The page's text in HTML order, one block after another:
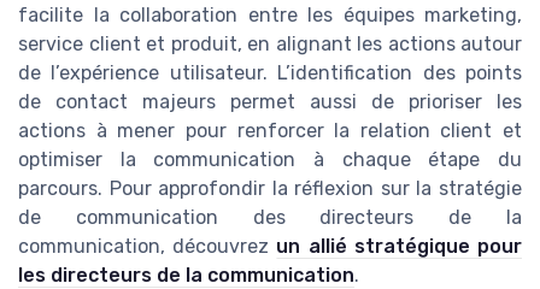
facilite la collaboration entre les équipes marketing,
service client et produit, en alignant les actions autour
de l’expérience utilisateur. L’identification des points
de contact majeurs permet aussi de prioriser les
actions à mener pour renforcer la relation client et
optimiser la communication à chaque étape du
parcours. Pour approfondir la réflexion sur la stratégie
de communication des directeurs de la
communication, découvrez un allié stratégique pour
les directeurs de la communication.